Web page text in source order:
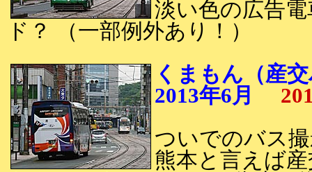
淡い色の広告
ド？ （一部例外あり！）
くまもん（産
2013年6月
ついでのバス
熊本と言えば